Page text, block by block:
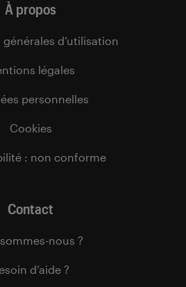
À propos
d’utilisation
légales
personnelles
Cookies
: non conforme
Contact
nous ?
d’aide ?